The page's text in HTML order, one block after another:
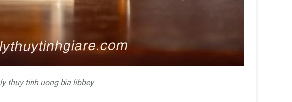
ly thuy tinh uong bia libbey